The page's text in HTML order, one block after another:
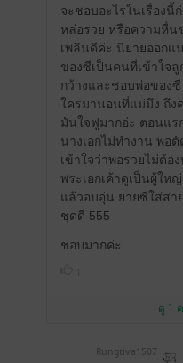
จะชอบอะไรในเรื่องนี้
หล่อรวย หรือความหื่น
เพลินดีค่ะ นิยายออกแ
ของซีเป็นคนที่เข้าใจ
กว้างและชอบพ่อของ
ใครมานอนที่แม่มึง ถึ
มันใจฟูมากอ่ะ ตอนแร
นางเอกไม่ทำงาน พอ
เข้าใจว่าพ่อรวยไม่ต้อ
พระเอกเค้าดูเป็นผู้ให
แล้วอบอุ่น ยายซีใส่สาย
ชุดดี 555
ชอบมากค่ะ
ดู 1
Rungtiva1507